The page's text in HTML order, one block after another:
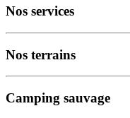
Nos services
Nos terrains
Camping sauvage